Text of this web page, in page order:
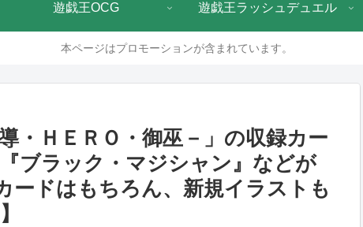
遊戯王OCG 遊戯王ラッシュデュエル
本ページはプロモーションが含まれています。
・ＨＥＲＯ・御巫－」の収録カー
ブラック・マジシャン』などが
ードはもちろん、新規イラストも